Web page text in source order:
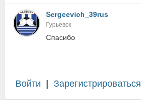
Sergeevich_39rus
Гурьевск
Спасибо
Войти Зарегистрироваться